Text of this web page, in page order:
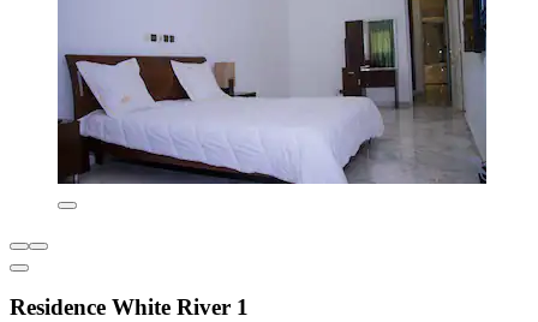
Residence White River 1